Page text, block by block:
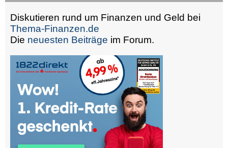
Diskutieren rund um Finanzen und Geld bei
Thema-Finanzen.de
Die neuesten Beiträge im Forum.